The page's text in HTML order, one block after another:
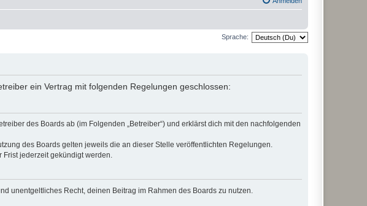
Sprache:
ein Vertrag mit folgenden Regelungen geschlossen:
des Boards ab (im Folgenden „Betreiber“) und erklärst dich mit den nachfolgenden
des Boards gelten jeweils die an dieser Stelle veröffentlichten Regelungen.
Frist jederzeit gekündigt werden.
unentgeltliches Recht, deinen Beitrag im Rahmen des Boards zu nutzen.